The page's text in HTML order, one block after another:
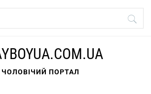
ЧОЛОВІЧИЙ ПОРТАЛ